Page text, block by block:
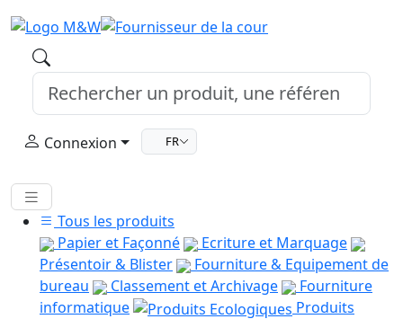
Connexion FR
Tous les produits
Papier et Façonné
Ecriture et Marquage
Présentoir & Blister
Fourniture & Equipement de
bureau
Classement et Archivage
Fourniture
informatique
Produits